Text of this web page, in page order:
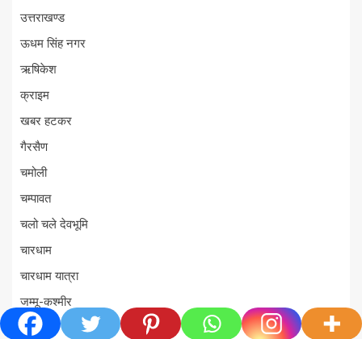
उत्तराखण्ड
ऊधम सिंह नगर
ऋषिकेश
क्राइम
खबर हटकर
गैरसैण
चमोली
चम्पावत
चलो चले देवभूमि
चारधाम
चारधाम यात्रा
जम्मू-कश्मीर
टिहरी